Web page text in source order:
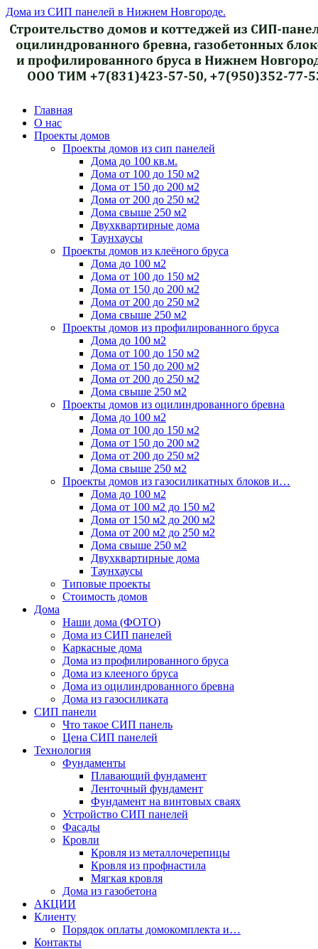
Дома из СИП панелей в Нижнем Новгороде.
Главная
О нас
Проекты домов
Проекты домов из сип панелей
Дома до 100 кв.м.
Дома от 100 до 150 м2
Дома от 150 до 200 м2
Дома от 200 до 250 м2
Дома свыше 250 м2
Двухквартирные дома
Таунхаусы
Проекты домов из клеёного бруса
Дома до 100 м2
Дома от 100 до 150 м2
Дома от 150 до 200 м2
Дома от 200 до 250 м2
Дома свыше 250 м2
Проекты домов из профилированного бруса
Дома до 100 м2
Дома от 100 до 150 м2
Дома от 150 до 200 м2
Дома от 200 до 250 м2
Дома свыше 250 м2
Проекты домов из оцилиндрованного бревна
Дома до 100 м2
Дома от 100 до 150 м2
Дома от 150 до 200 м2
Дома от 200 до 250 м2
Дома свыше 250 м2
Проекты домов из газосиликатных блоков и…
Дома до 100 м2
Дома от 100 м2 до 150 м2
Дома от 150 м2 до 200 м2
Дома от 200 м2 до 250 м2
Дома свыше 250 м2
Двухквартирные дома
Таунхаусы
Типовые проекты
Стоимость домов
Дома
Наши дома (ФОТО)
Дома из СИП панелей
Каркасные дома
Дома из профилированного бруса
Дома из клееного бруса
Дома из оцилиндрованного бревна
Дома из газосиликата
СИП панели
Что такое СИП панель
Цена СИП панелей
Технология
Фундаменты
Плавающий фундамент
Ленточный фундамент
Фундамент на винтовых сваях
Устройство СИП панелей
Фасады
Кровли
Кровля из металлочерепицы
Кровля из профнастила
Мягкая кровля
Дома из газобетона
АКЦИИ
Клиенту
Порядок оплаты домокомплекта и…
Контакты